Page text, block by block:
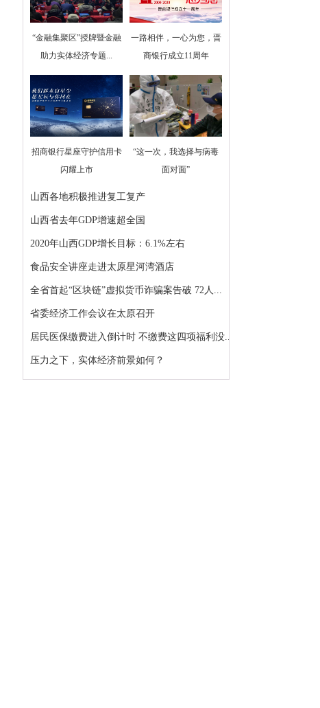
“金融集聚区”授牌暨金融
助力实体经济专题...
一路相伴，一心为您，晋
商银行成立11周年
招商银行星座守护信用卡
闪耀上市
“这一次，我选择与病毒
面对面”
山西各地积极推进复工复产
山西省去年GDP增速超全国
2020年山西GDP增长目标：6.1%左右
食品安全讲座走进太原星河湾酒店
全省首起“区块链”虚拟货币诈骗案告破 72人...
省委经济工作会议在太原召开
居民医保缴费进入倒计时 不缴费这四项福利没...
压力之下，实体经济前景如何？